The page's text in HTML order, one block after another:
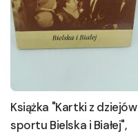
Książka "Kartki z dziejów
sportu Bielska i Białej",